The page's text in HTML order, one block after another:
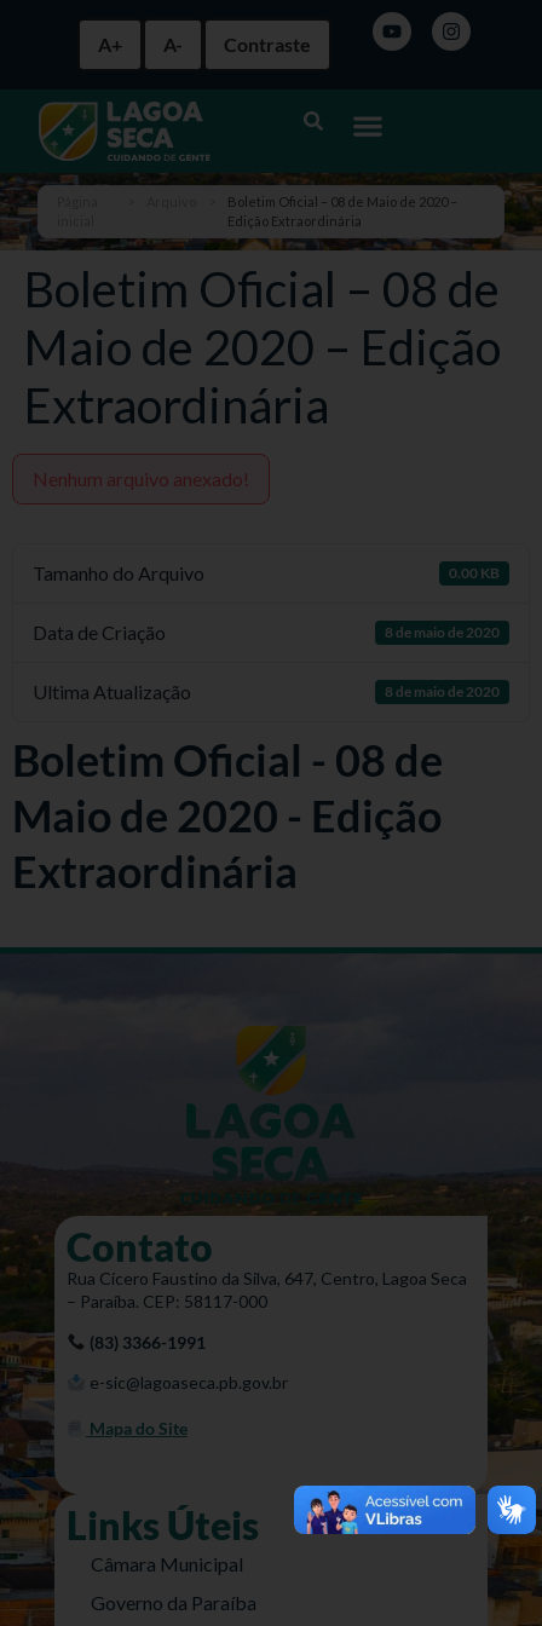
A+ A- Contraste
Boletim Oficial – 08 de Maio de 2020 –
Edição Extraordinária
Boletim Oficial – 08 de
Maio de 2020 – Edição
Extraordinária
Nenhum arquivo anexado!
Tamanho do Arquivo 0.00 KB
Data de Criação 8 de maio de 2020
Ultima Atualização 8 de maio de 2020
Boletim Oficial - 08 de
Maio de 2020 - Edição
Extraordinária
Contato
Rua Cícero Faustino da Silva, 647, Centro, Lagoa Seca
– Paraíba. CEP: 58117-000
(83) 3366-1991
e-sic@lagoaseca.pb.gov.br
Mapa do Site
Links Úteis
Câmara Municipal
Governo da Paraíba